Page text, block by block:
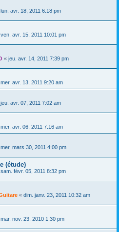
lun. avr. 18, 2011 6:18 pm
ven. avr. 15, 2011 10:01 pm
« jeu. avr. 14, 2011 7:39 pm
mer. avr. 13, 2011 9:20 am
jeu. avr. 07, 2011 7:02 am
mer. avr. 06, 2011 7:16 am
mer. mars 30, 2011 4:00 pm
(étude)
sam. févr. 05, 2011 8:32 pm
« dim. janv. 23, 2011 10:32 am
mar. nov. 23, 2010 1:30 pm